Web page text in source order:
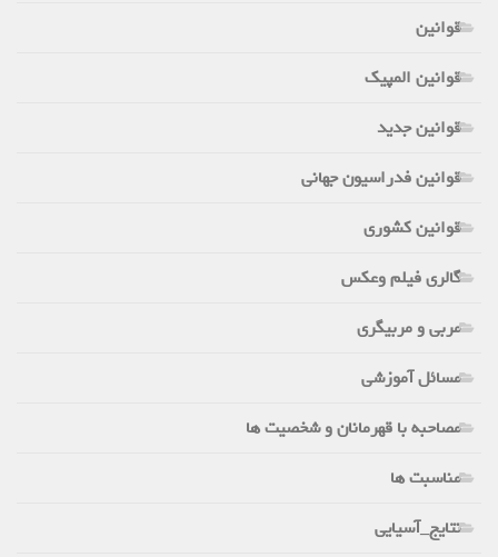
قوانین
قوانین المپیک
قوانین جدید
قوانین فدراسیون جهانی
قوانین کشوری
گالری فیلم وعکس
مربی و مربیگری
مسائل آموزشی
مصاحبه با قهرمانان و شخصیت ها
مناسبت ها
نتایج_آسیایی